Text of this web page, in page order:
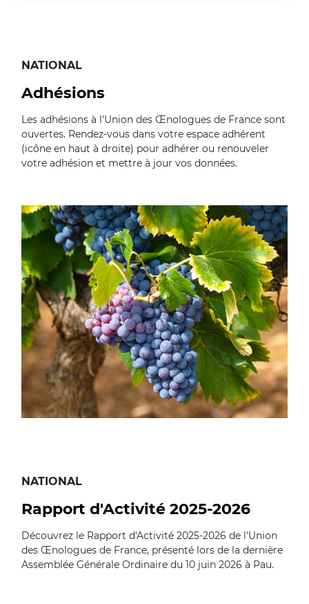
NATIONAL
Adhésions
Les adhésions à l'Union des Œnologues de France sont
ouvertes. Rendez-vous dans votre espace adhérent
(icône en haut à droite) pour adhérer ou renouveler
votre adhésion et mettre à jour vos données.
NATIONAL
Rapport d'Activité 2025-2026
Découvrez le Rapport d'Activité 2025-2026 de l'Union
des Œnologues de France, présenté lors de la dernière
Assemblée Générale Ordinaire du 10 juin 2026 à Pau.